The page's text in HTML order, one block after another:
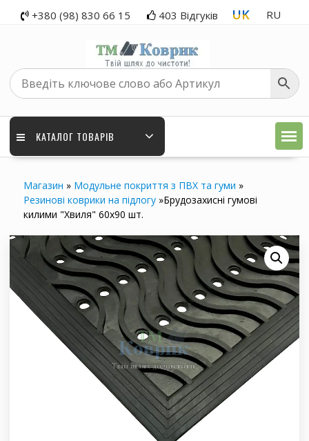
Перейти
+380 (98) 830 66 15 403 Відгуків UK RU
КАТАЛОГ ТОВАРІВ
Магазин » Модульне покриття з ПВХ та гуми »
Резинові коврики на підлогу »Брудозахисні гумові
килими "Хвиля" 60х90 шт.